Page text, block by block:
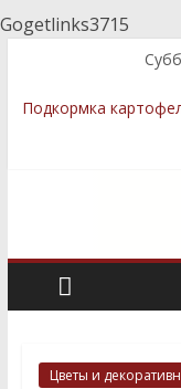
Gogetlinks3715
Подкормка
Топ-5 местных
Декоративные
разместить
Быстрый компост:
Цветы и